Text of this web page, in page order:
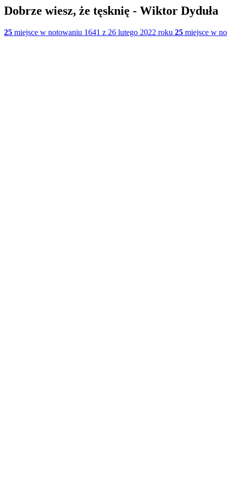
Dobrze wiesz, że tęsknię - Wiktor Dyduła
25 miejsce w notowaniu 1641 z 26 lutego 2022 roku 25 miejsce w